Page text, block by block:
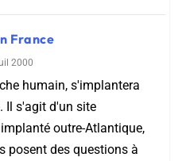
France
2000
humain, s'implantera
Il s'agit d'un site
outre-Atlantique,
posent des questions à